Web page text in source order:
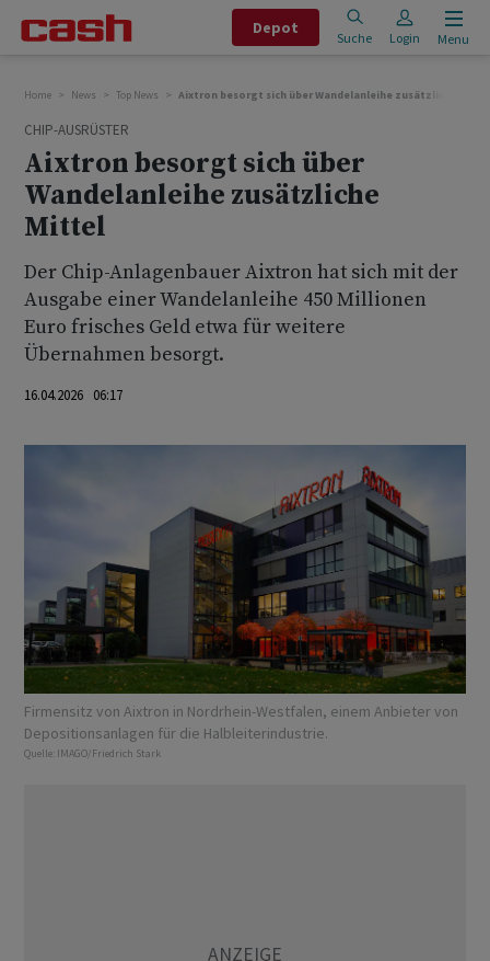
Depot
Suche Login Menu
Home News Top News Aixtron besorgt sich über Wandelanleihe zusätzliche
CHIP-AUSRÜSTER
Aixtron besorgt sich über
Wandelanleihe zusätzliche
Mittel
Der Chip-Anlagenbauer Aixtron hat sich mit der
Ausgabe einer ‌Wandelanleihe 450 ⁠Millionen
Euro frisches Geld etwa für weitere
⁠Übernahmen besorgt.
16.04.2026 06:17
Firmensitz von Aixtron in Nordrhein-Westfalen, einem Anbieter von
Depositionsanlagen für die Halbleiterindustrie.
Quelle: IMAGO/Friedrich Stark